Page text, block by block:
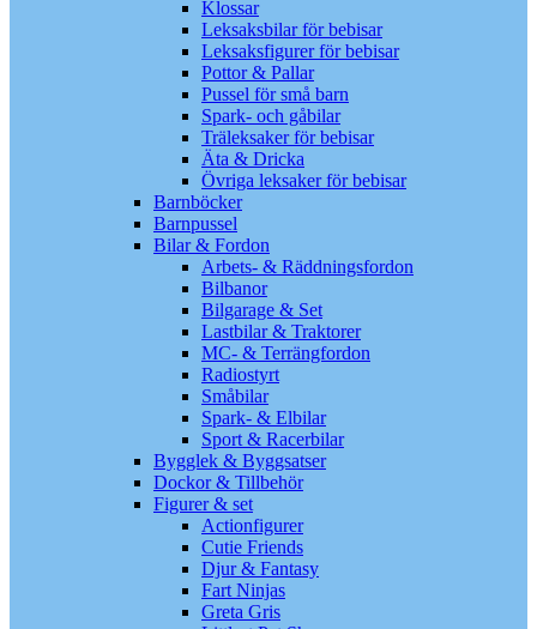
Klossar
Leksaksbilar för bebisar
Leksaksfigurer för bebisar
Pottor & Pallar
Pussel för små barn
Spark- och gåbilar
Träleksaker för bebisar
Äta & Dricka
Övriga leksaker för bebisar
Barnböcker
Barnpussel
Bilar & Fordon
Arbets- & Räddningsfordon
Bilbanor
Bilgarage & Set
Lastbilar & Traktorer
MC- & Terrängfordon
Radiostyrt
Småbilar
Spark- & Elbilar
Sport & Racerbilar
Bygglek & Byggsatser
Dockor & Tillbehör
Figurer & set
Actionfigurer
Cutie Friends
Djur & Fantasy
Fart Ninjas
Greta Gris